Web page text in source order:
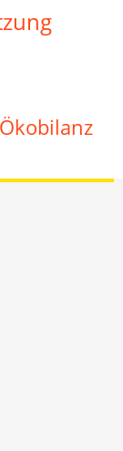
Ökobilanz